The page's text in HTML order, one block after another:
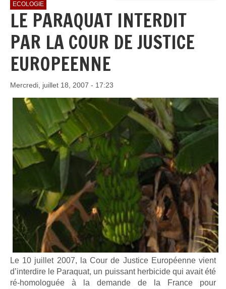
ECOLOGIE
LE PARAQUAT INTERDIT
PAR LA COUR DE JUSTICE
EUROPEENNE
Mercredi, juillet 18, 2007 - 17:23
Le 10 juillet 2007, la Cour de Justice Européenne vient
d’interdire le Paraquat, un puissant herbicide qui avait été
ré-homologuée à la demande de la France pour